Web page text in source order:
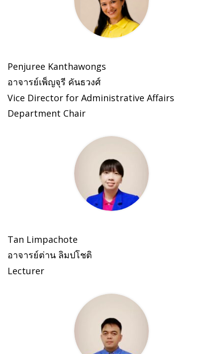
Penjuree Kanthawongs
อาจารย์เพ็ญจุรี คันธวงศ์
Vice Director for Administrative Affairs
Department Chair
Tan Limpachote
อาจารย์ต่าน ลิมปโชติ
Lecturer